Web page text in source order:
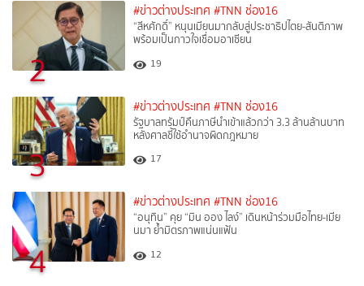
2
#ข่าวต่างประเทศ #TNN ช่อง16
“สีหศักดิ์”​ หนุนเมียนมากลับสู่ประชาธิปไตย-สันติภาพ
พร้อมเป็นกาวใจเชื่อมอาเซียน
19
3
#ข่าวต่างประเทศ #TNN ช่อง16
รัฐบาลทรัมป์คืนภาษีนำเข้าแล้วกว่า 3.3 ล้านล้านบาท
หลังศาลชี้ใช้อำนาจผิดกฎหมาย
17
4
#ข่าวต่างประเทศ #TNN ช่อง16
“อนุทิน” คุย “มิน ออง ไลง์” เดินหน้าร่วมมือไทย-เมีย
นมา ย้ำมิตรภาพแน่นแฟ้น
12